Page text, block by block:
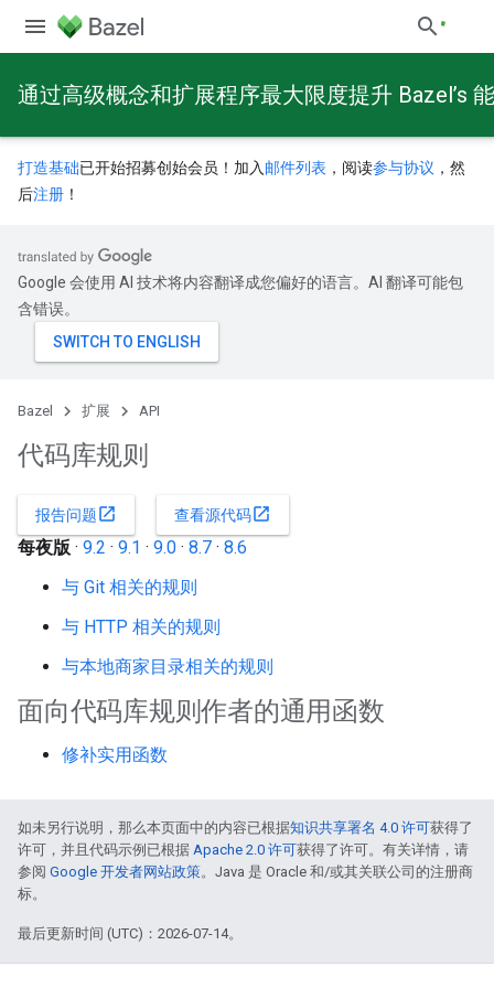
通过高级概念和扩展程序最大限度提升 Bazel’s
打造基础已开始招募创始会员！加入 邮件列表 ，阅读参与协议 ，然
后注册 ！
Google 会使用 AI 技术将内容翻译成您偏好的语言。AI 翻译可能包
含错误。
Bazel 扩展 API
代码库规则
报告问题open_in_new 查看源代码open_in_new
每夜版 · 9.2 · 9.1 · 9.0 · 8.7 · 8.6
与 Git 相关的规则
与 HTTP 相关的规则
与本地商家目录相关的规则
面向代码库规则作者的通用函数
修补实用函数
如未另行说明，那么本页面中的内容已根据知识共享署名 4.0 许可获得了
许可，并且代码示例已根据 Apache 2.0 许可获得了许可。有关详情，请
参阅 Google 开发者网站政策。Java 是 Oracle 和/或其关联公司的注册商
标。
最后更新时间 (UTC)：2026-07-14。